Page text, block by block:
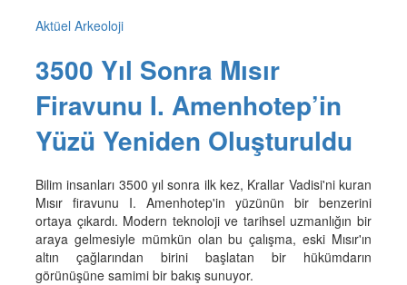
Aktüel Arkeoloji
3500 Yıl Sonra Mısır
Firavunu I. Amenhotep’in
Yüzü Yeniden Oluşturuldu
Bilim insanları 3500 yıl sonra ilk kez, Krallar Vadisi'ni kuran
Mısır firavunu I. Amenhotep'in yüzünün bir benzerini
ortaya çıkardı. Modern teknoloji ve tarihsel uzmanlığın bir
araya gelmesiyle mümkün olan bu çalışma, eski Mısır'ın
altın çağlarından birini başlatan bir hükümdarın
görünüşüne samimi bir bakış sunuyor.